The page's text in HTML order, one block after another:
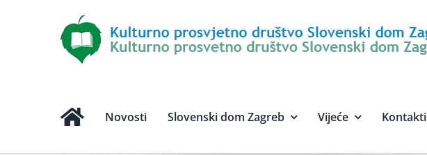
Novosti Slovenski dom Zagreb Vijeće Kontakti